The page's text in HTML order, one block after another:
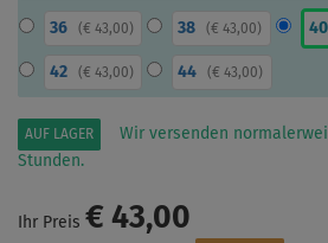
36 ( € 43,00) 38 (€ 43,00) 40
42 ( € 43,00) 44 (€ 43,00)
AUF LAGER
Wir versenden
Stunden.
Ihr Preis € 43,00